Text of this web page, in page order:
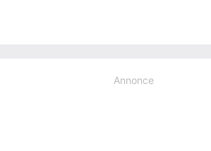
Annonce